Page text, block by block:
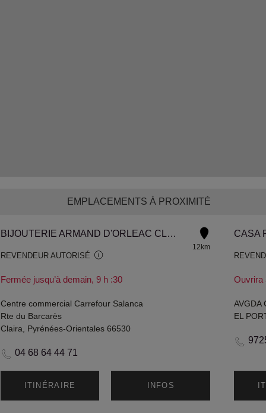
EMPLACEMENTS À PROXIMITÉ
BIJOUTERIE ARMAND D'ORLEAC CLAIRA
REVENDEUR AUTORISÉ
Fermée jusqu’à demain, 9 h :30
12km
Centre commercial Carrefour Salanca
Rte du Barcarès
Claira, Pyrénées-Orientales 66530
04 68 64 44 71
ITINÉRAIRE INFOS
CASA
Ouvrira
AVGDA
EL